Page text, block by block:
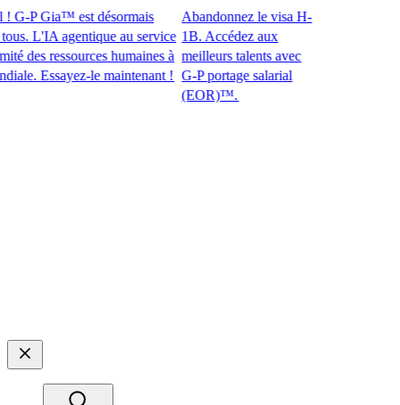
P Gia™ est désormais
L'IA agentique au service
ressources humaines à
Essayez-le maintenant !​​
Abandonnez le visa H-
1B. Accédez aux
meilleurs talents avec
G-P portage salarial
(EOR)™.​​